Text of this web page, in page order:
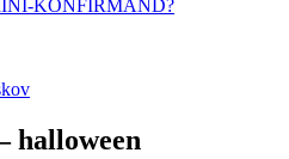
KONFIRMAND?
halloween